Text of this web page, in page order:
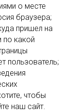
о месте
браузера;
пришел на
по какой
пользователь;
чтобы
наш сайт.